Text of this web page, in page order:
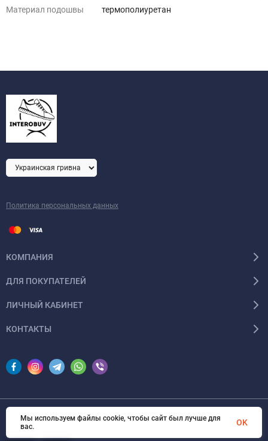
Материал подошвы термополиуретан
Политика персональных данных
КОМПАНИЯ
ДЛЯ ПОКУПАТЕЛЕЙ
ЛИЧНЫЙ КАБИНЕТ
КОНТАКТЫ
© 2026 InSale. Все права защищены
Мы используем файлы cookie, чтобы сайт был лучше для
вас.
OK